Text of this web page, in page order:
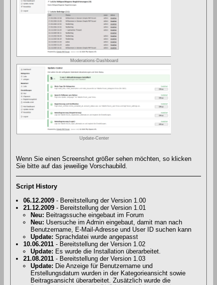
Moderations-Dashboard
Update-Center
Wenn Sie einen Screenshot größer sehen möchten, so klicken
Sie bitte auf das jeweilige Vorschaubild.
Script History
06.12.2009 - Bereitstellung der Version 1.00
21.12.2009 - Bereitstellung der Version 1.01
Neu: Beitragssuche eingebaut im Forum
Neu: Usersuche im Admin eingebaut, damit man nach
Benutzername, E-Mail-Adresse und User ID suchen kann
Update: Sprachdatei wurde angepasst
10.06.2011 - Bereitstellung der Version 1.02
Update: Es wurde die Installation überarbeitet.
21.08.2011 - Bereitstellung der Version 1.03
Update: Die Anzeige für Benutzername und
Erstellungsdatum wurden in der Kategorieansicht sowie
Beitragsansicht überarbeitet. Zusätzlich wurde die